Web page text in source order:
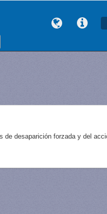
desaparición forzada y del